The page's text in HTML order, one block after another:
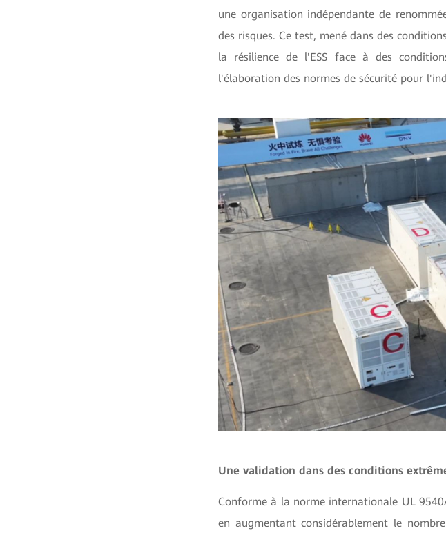
une organisation indépendante de
des risques. Ce test, mené dans des
la résilience de l'ESS face à des
l'élaboration des normes de sécurité pour
Une validation dans des conditions
Conforme à la norme internationale UL
en augmentant considérablement le